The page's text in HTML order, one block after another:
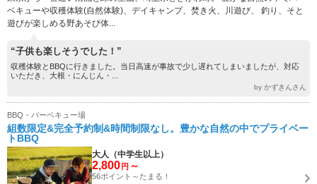
ベキューや収穫体験(自然体験)、デイキャンプ、焚き火、川遊び、 釣り、そと
遊びが楽しめる野あそび体...
“子供も楽しそうでした！”
収穫体験とBBQに行きました。当日高速が事故で少し遅れてしまいましたが、対応
いただき、大根・にんじん・...
by かずきんさん
BBQ・バーベキュー場
組数限定&完全予約制&時間制限なし。豊かな自然の中でプライベー
トBBQ
大人（中学生以上）
2,800 円 ～
56ポイント～たまる！